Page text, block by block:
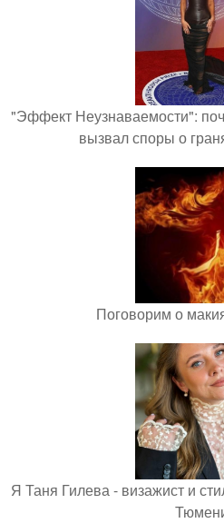
"Эффект Неузнаваемости":
вызвал споры о
Поговорим о
Я Таня Гилева - визажист и